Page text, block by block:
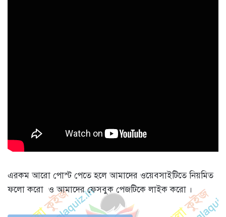
এরকম আরো পোস্ট পেতে হলে আমাদের ওয়েবসাইটিতে নিয়মিত
ফলো করো ও আমাদের ফেসবুক পেজটিকে লাইক করো ।